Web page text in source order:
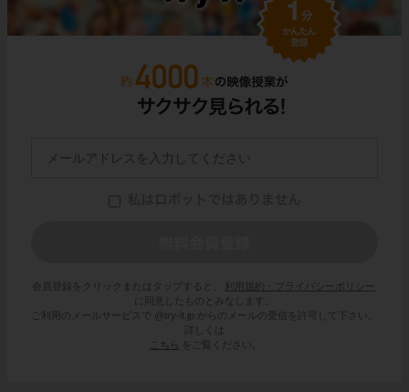
会員登録をクリックまたはタップすると、
利用規約・プライバシーポリシー
に同意したものとみなします。
ご利用のメールサービスで @try-it.jp からのメールの受信を許可して下さい。
詳しくは
こちら
をご覧ください。